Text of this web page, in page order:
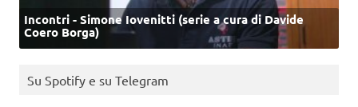
Incontri - Simone Iovenitti (serie a cura di Davide
Coero Borga)
Su Spotify e su Telegram